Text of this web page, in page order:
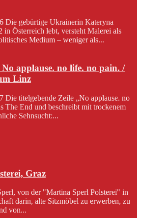
Die gebürtige Ukrainerin Kateryna
in Österreich lebt, versteht Malerei als
Medium – weniger als...
applause. no life. no pain. /
Linz
Die titelgebende Zeile „No applause. no
The End und beschreibt mit trockenem
Sehnsucht:...
Graz
von der "Martina Sperl Polsterei" in
darin, alte Sitzmöbel zu erwerben, zu
von...